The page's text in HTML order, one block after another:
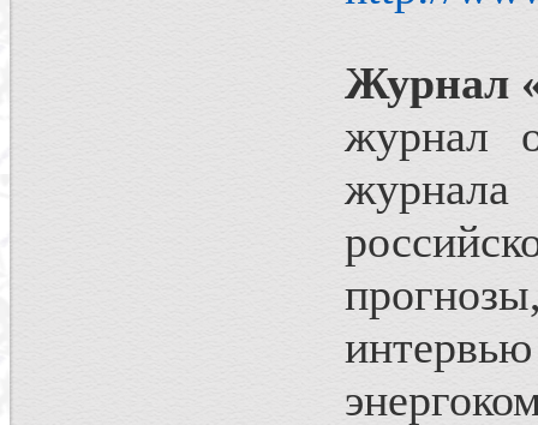
Журнал
журнал